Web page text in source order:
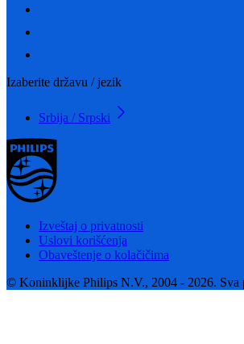
Izaberite državu / jezik
Srbija / Srpski
Izveštaj o privatnosti
Uslovi korišćenja
Obaveštenje o kolačičima
© Koninklijke Philips N.V., 2004 - 2026. Sva